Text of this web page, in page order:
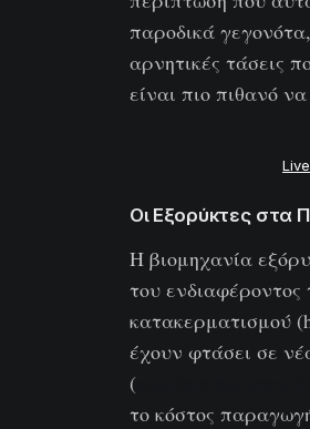
παροδικά
αρνητικές τάσεις
είναι πιο πιθανό
Οι Εξορύκτες στα
Η βιομηχανία
του
κατακερματισμού
έχουν φτάσει σε
(
το κόστος